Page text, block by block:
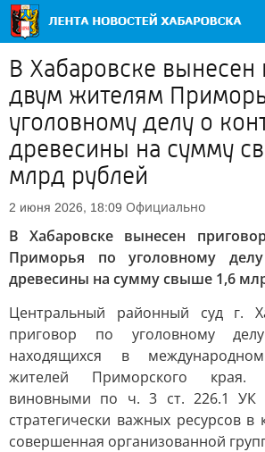
В Хабаровске вынесен
двум жителям
уголовному делу о
древесины на сумму
млрд рублей
2 июня 2026, 18:09 Официально
В Хабаровске вынесен
Приморья по уголовному
древесины на сумму свыше 1,6
Центральный районный суд г.
приговор по уголовному
находящихся в
жителей Приморского
виновными по ч. 3 ст. 226.1 УК
стратегически важных ресурсов
совершенная организованной